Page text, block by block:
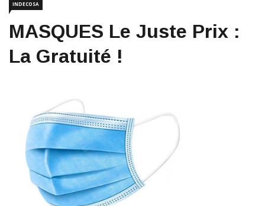
INDECOSA
MASQUES Le Juste Prix :
La Gratuité !